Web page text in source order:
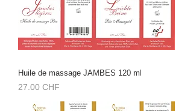
Huile de massage JAMBES 120 ml
Prix
27.00 CHF